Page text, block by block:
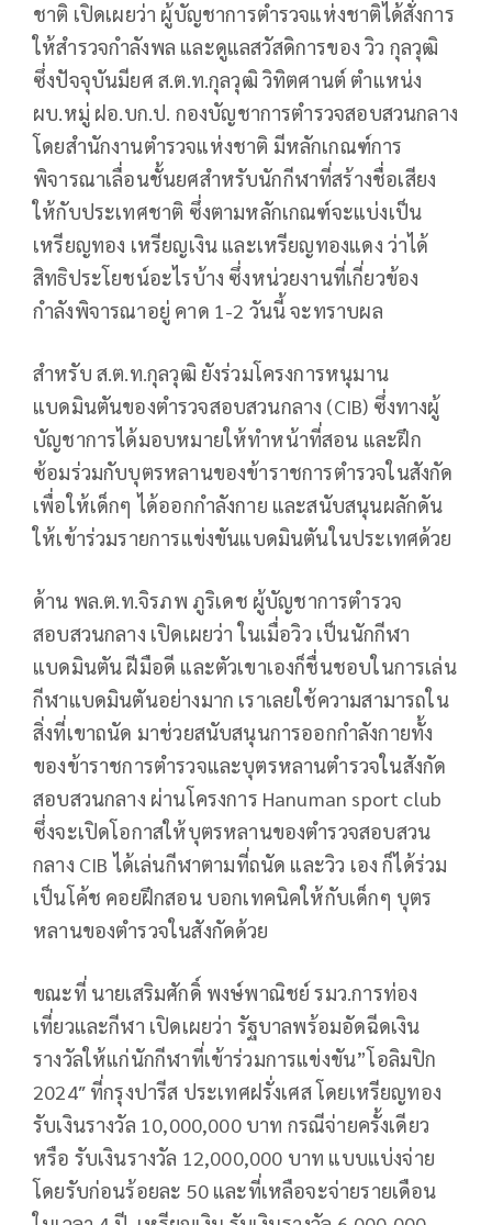
ชาติ เปิดเผยว่า ผู้บัญชาการตำรวจแห่งชาติได้สั่งการ
ให้สำรวจกำลังพล และดูแลสวัสดิการของ วิว กุลวุฒิ
ซึ่งปัจจุบันมียศ ส.ต.ท.กุลวุฒิ วิทิตศานต์ ตำแหน่ง
ผบ.หมู่ ฝอ.บก.ป. กองบัญชาการตำรวจสอบสวนกลาง
โดยสำนักงานตำรวจแห่งชาติ มีหลักเกณฑ์การ
พิจารณาเลื่อนชั้นยศสำหรับนักกีฬาที่สร้างชื่อเสียง
ให้กับประเทศชาติ ซึ่งตามหลักเกณฑ์จะแบ่งเป็น
เหรียญทอง เหรียญเงิน และเหรียญทองแดง ว่าได้
สิทธิประโยชน์อะไรบ้าง ซึ่งหน่วยงานที่เกี่ยวข้อง
กำลังพิจารณาอยู่ คาด 1-2 วันนี้ จะทราบผล
สำหรับ ส.ต.ท.กุลวุฒิ ยังร่วมโครงการหนุมาน
แบดมินตันของตำรวจสอบสวนกลาง (CIB) ซึ่งทางผู้
บัญชาการได้มอบหมายให้ทำหน้าที่สอน และฝึก
ซ้อมร่วมกับบุตรหลานของข้าราชการตำรวจในสังกัด
เพื่อให้เด็กๆ ได้ออกกำลังกาย และสนับสนุนผลักดัน
ให้เข้าร่วมรายการแข่งขันแบดมินตันในประเทศด้วย
ด้าน พล.ต.ท.จิรภพ ภูริเดช ผู้บัญชาการตำรวจ
สอบสวนกลาง เปิดเผยว่า ในเมื่อวิว เป็นนักกีฬา
แบดมินตัน ฝีมือดี และตัวเขาเองก็ชื่นชอบในการเล่น
กีฬาแบดมินตันอย่างมาก เราเลยใช้ความสามารถใน
สิ่งที่เขาถนัด มาช่วยสนับสนุนการออกกำลังกายทั้ง
ของข้าราชการตำรวจและบุตรหลานตำรวจในสังกัด
สอบสวนกลาง ผ่านโครงการ Hanuman sport club
ซึ่งจะเปิดโอกาสให้บุตรหลานของตำรวจสอบสวน
กลาง CIB ได้เล่นกีฬาตามที่ถนัด และวิว เอง ก็ได้ร่วม
เป็นโค้ช คอยฝึกสอน บอกเทคนิคให้กับเด็กๆ บุตร
หลานของตำรวจในสังกัดด้วย
ขณะที่ นายเสริมศักดิ์ พงษ์พาณิชย์ รมว.การท่อง
เที่ยวและกีฬา เปิดเผยว่า รัฐบาลพร้อมอัดฉีดเงิน
รางวัลให้แก่นักกีฬาที่เข้าร่วมการแข่งขัน”โอลิมปิก
2024″ ที่กรุงปารีส ประเทศฝรั่งเศส โดยเหรียญทอง
รับเงินรางวัล 10,000,000 บาท กรณีจ่ายครั้งเดียว
หรือ รับเงินรางวัล 12,000,000 บาท แบบแบ่งจ่าย
โดยรับก่อนร้อยละ 50 และที่เหลือจะจ่ายรายเดือน